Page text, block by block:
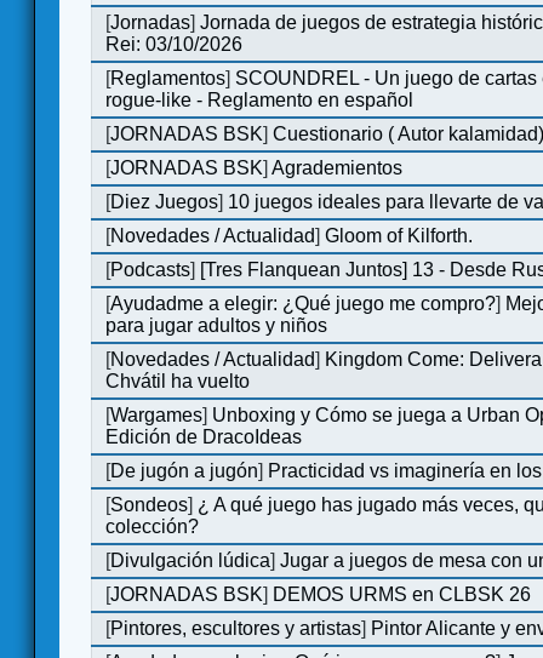
[Jornadas]Jornada de juegos de estrategia
Rei: 03/10/2026
[Reglamentos] SCOUNDREL - Un juego de cartas
rogue-like - Reglamento en español
[JORNADAS BSK]Cuestionario ( Autor
[JORNADAS BSK]Agrademientos
[Diez Juegos] 10 juegos ideales para llevarte de
[Novedades / Actualidad]Gloom of Kilforth.
[Podcasts] [Tres Flanquean Juntos] 13 - Desde
[Ayudadme a elegir: ¿Qué juego me compro?]
para jugar adultos y niños
[Novedades / Actualidad] Kingdom Come:
Chvátil ha vuelto
[Wargames] Unboxing y Cómo se juega a Urban
Edición de DracoIdeas
[De jugón a jugón] Practicidad vs imaginería en
[Sondeos] ¿ A qué juego has jugado más veces,
colección?
[Divulgación lúdica]Jugar a juegos de mesa con
[JORNADAS BSK] DEMOS URMS en CLBSK 26
[Pintores, escultores y artistas] Pintor Alicante y